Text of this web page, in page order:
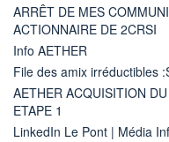
ARRÊT DE MES
ACTIONNAIRE DE 2CRSI
Info AETHER
File des amix irréductibles
AETHER ACQUISITION
ETAPE 1
LinkedIn Le Pont | Média